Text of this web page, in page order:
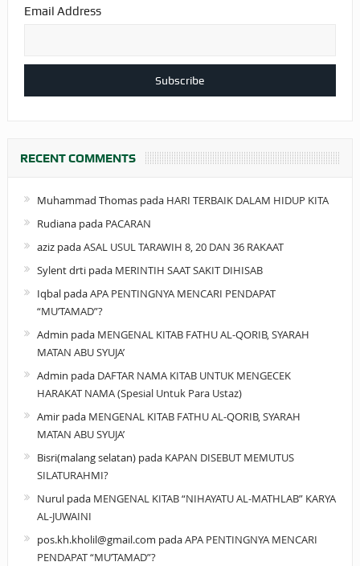
Email Address
RECENT COMMENTS
Muhammad Thomaspada HARI TERBAIK DALAM HIDUP KITA
Rudianapada PACARAN
azizpadaASAL USUL TARAWIH 8, 20 DAN 36 RAKAAT
Sylent drtipada MERINTIH SAAT SAKIT DIHISAB
IqbalpadaAPA PENTINGNYA MENCARI PENDAPAT
“MU’TAMAD”?
Admin pada MENGENAL KITAB FATHU AL-QORIB, SYARAH
MATAN ABU SYUJA’
Admin pada DAFTAR NAMA KITAB UNTUK MENGECEK
HARAKAT NAMA (Spesial Untuk Para Ustaz)
Amirpada MENGENAL KITAB FATHU AL-QORIB, SYARAH
MATAN ABU SYUJA’
Bisri(malang selatan)pada KAPAN DISEBUT MEMUTUS
SILATURAHMI?
Nurulpada MENGENAL KITAB “NIHAYATU AL-MATHLAB” KARYA
AL-JUWAINI
pos.kh.kholil@gmail.com padaAPA PENTINGNYA MENCARI
PENDAPAT “MU’TAMAD”?